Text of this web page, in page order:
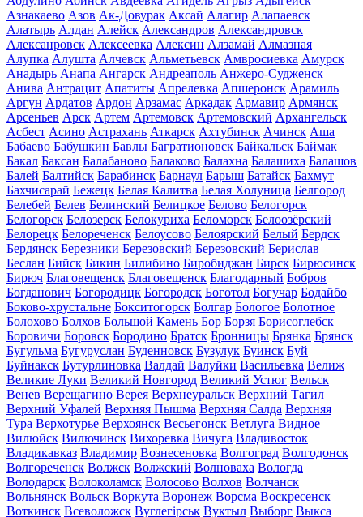
Азнакаево Азов Ак-Довурак Аксай Алагир Алапаевск
Алатырь Алдан Алейск Александров Александровск
Алексанровск Алексеевка Алексин Алзамай Алмазная
Алупка Алушта Алчевск Альметьевск Амвросиевка Амурск
Анадырь Анапа Ангарск Андреаполь Анжеро-Судженск
Анива Антрацит Апатиты Апрелевка Апшеронск Арамиль
Аргун Ардатов Ардон Арзамас Аркадак Армавир Армянск
Арсеньев Арск Артем Артемовск Артемовский Архангельск
Асбест Асино Астрахань Аткарск Ахтубинск Ачинск Аша
Бабаево Бабушкин Бавлы Багратионовск Байкальск Баймак
Бакал Баксан Балабаново Балаково Балахна Балашиха Балашов
Балей Балтийск Барабинск Барнаул Барыш Батайск Бахмут
Бахчисарай Бежецк Белая Калитва Белая Холуница Белгород
Белебей Белев Белинский Белицкое Белово Белогорск
Белогорск Белозерск Белокуриха Беломорск Белоозёрский
Белорецк Белореченск Белоусово Белоярский Белый Бердск
Бердянск Березники Березовский Березовский Берислав
Беслан Бийск Бикин Билибино Биробиджан Бирск Бирюсинск
Бирюч Благовещенск Благовещенск Благодарный Бобров
Богданович Богородицк Богородск Боготол Богучар Бодайбо
Боково-хрустальне Бокситогорск Болгар Бологое Болотное
Болохово Болхов Большой Камень Бор Борзя Борисоглебск
Боровичи Боровск Бородино Братск Бронницы Брянка Брянск
Бугульма Бугуруслан Буденновск Бузулук Буинск Буй
Буйнакск Бутурлиновка Валдай Валуйки Васильевка Велиж
Великие Луки Великий Новгород Великий Устюг Вельск
Венев Верещагино Верея Верхнеуральск Верхний Тагил
Верхний Уфалей Верхняя Пышма Верхняя Салда Верхняя
Тура Верхотурье Верхоянск Весьегонск Ветлуга Видное
Вилюйск Вилючинск Вихоревка Вичуга Владивосток
Владикавказ Владимир Вознесеновка Волгоград Волгодонск
Волгореченск Волжск Волжский Волноваха Вологда
Володарск Волоколамск Волосово Волхов Волчанск
Вольнянск Вольск Воркута Воронеж Ворсма Воскресенск
Воткинск Всеволожск Вуглегірськ Вуктыл Выборг Выкса